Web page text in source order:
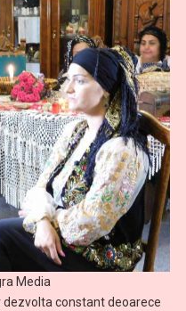
Media
dezvolta constant deoarece